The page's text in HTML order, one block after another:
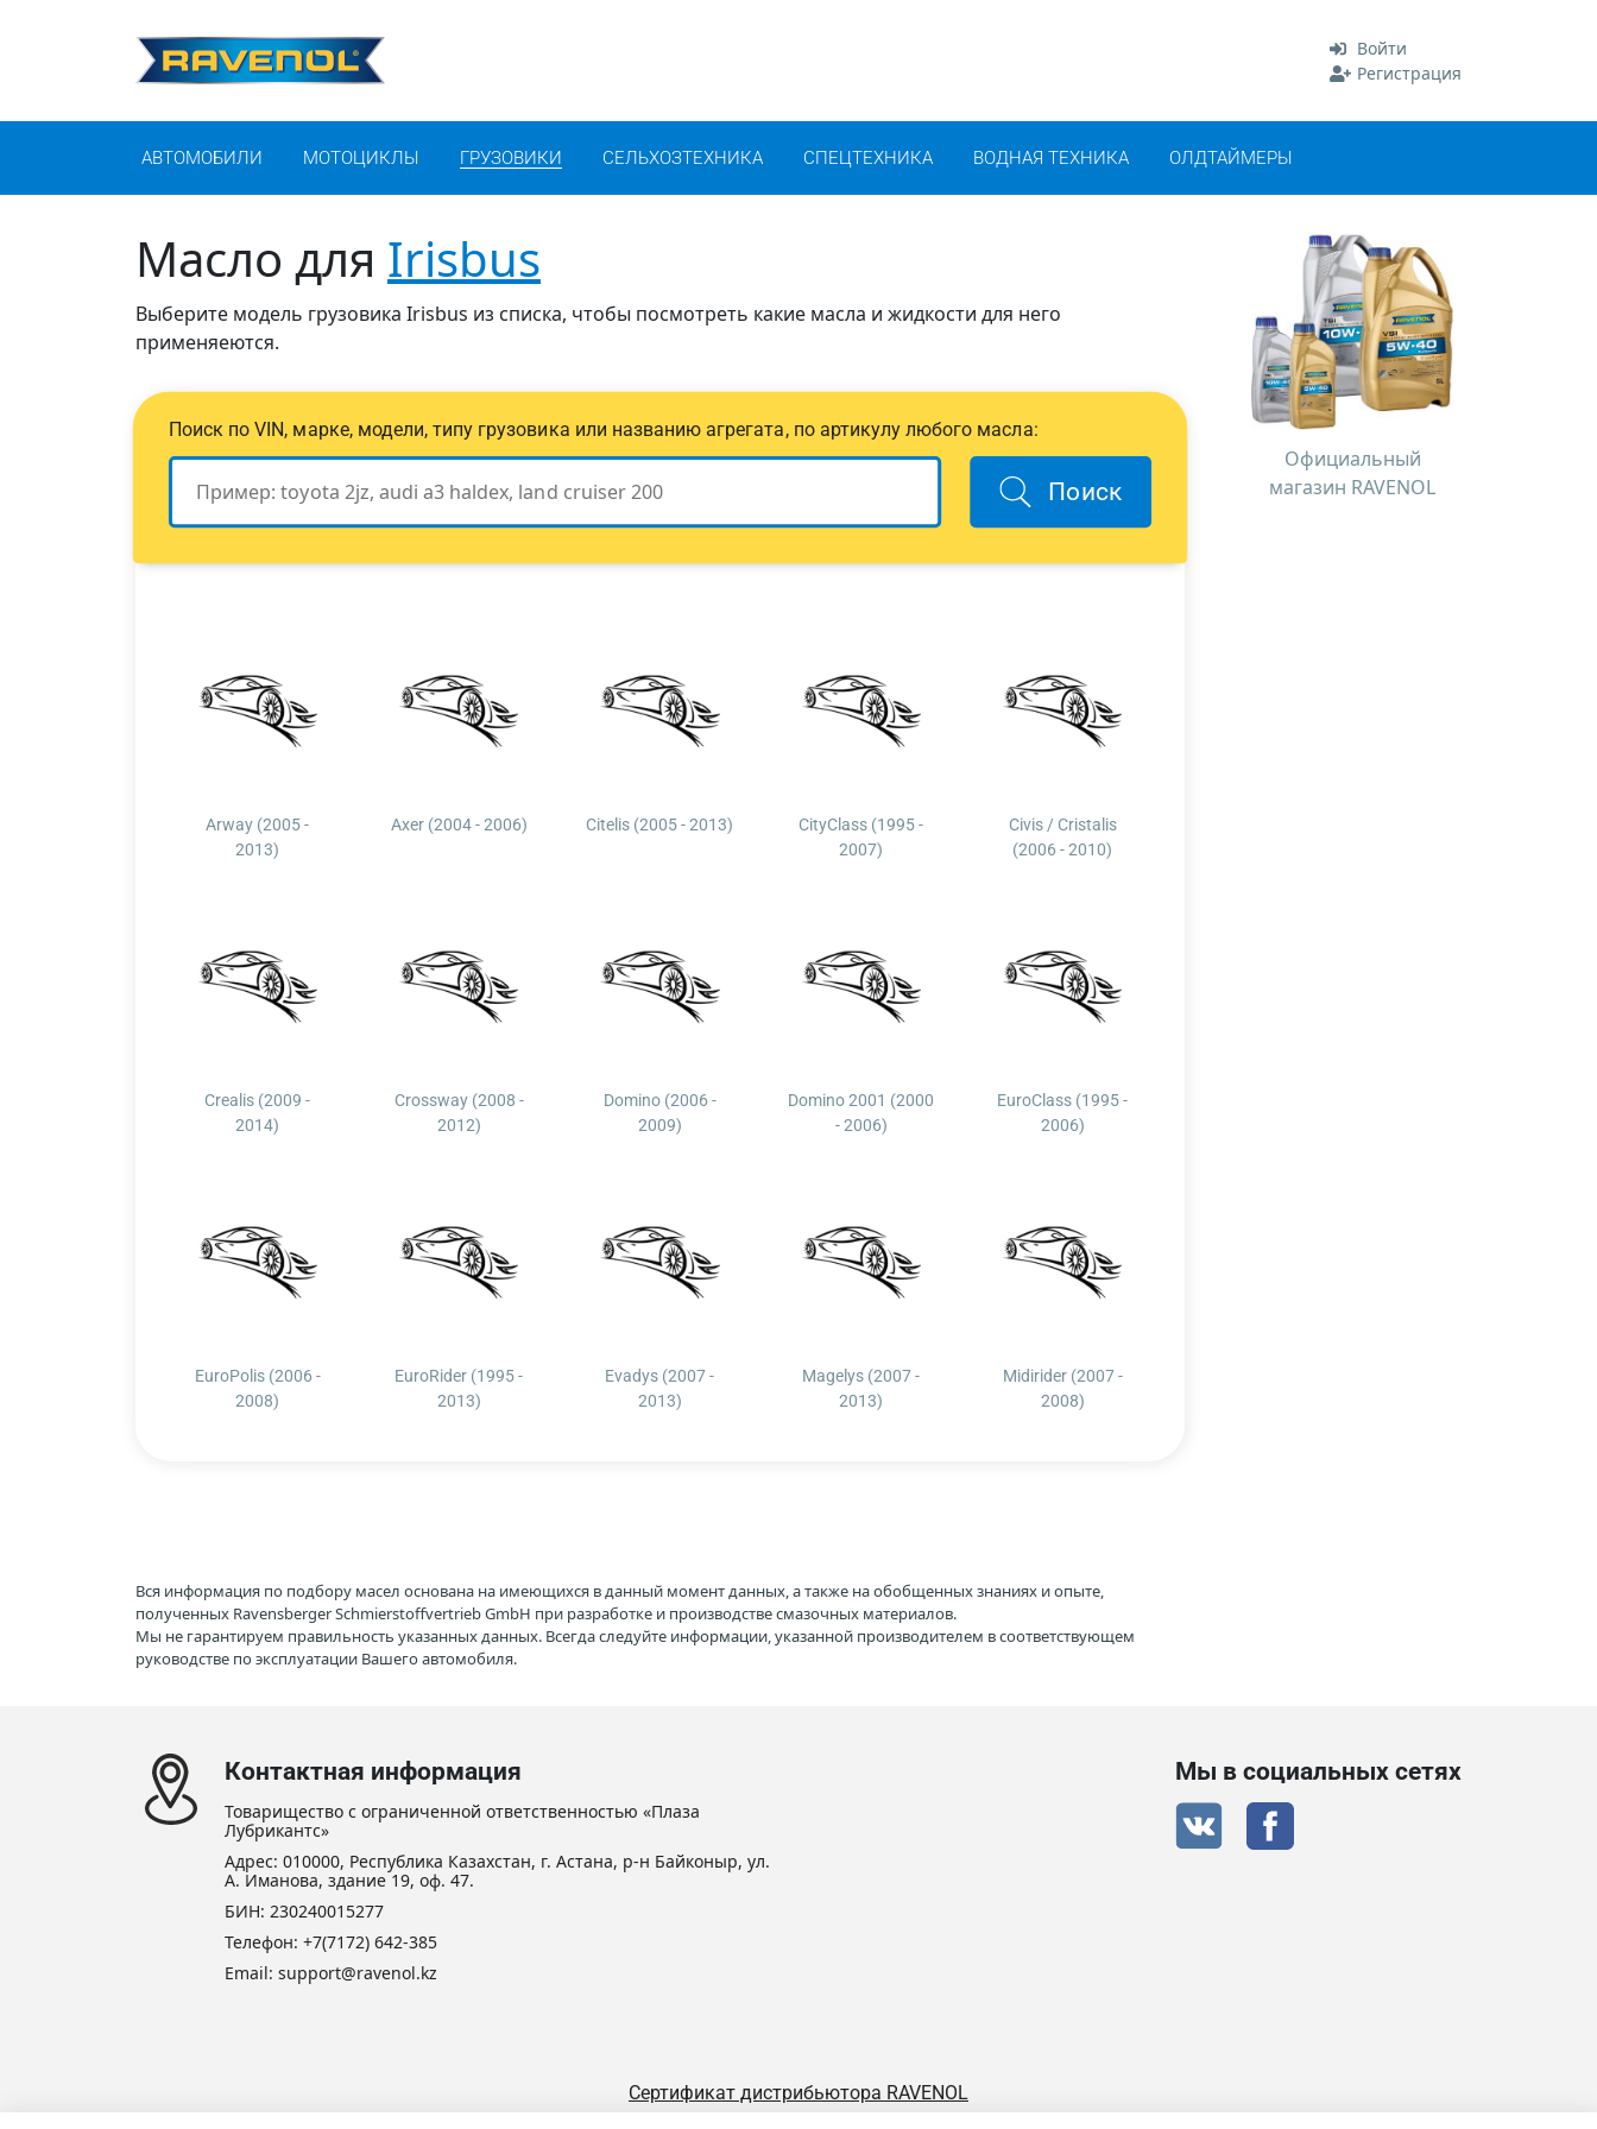
Войти
Регистрация
АВТОМОБИЛИ МОТОЦИКЛЫ ГРУЗОВИКИ СЕЛЬХОЗТЕХНИКА СПЕЦТЕХНИКА ВОДНАЯ ТЕХНИКА ОЛДТАЙМЕРЫ
Масло для Irisbus
Выберите модель грузовика Irisbus из списка, чтобы посмотреть какие масла и жидкости для него
применяеются.
Поиск по VIN, марке, модели, типу грузовика или названию агрегата, по артикулу любого масла:
Поиск
Arway (2005 -
2013)
Axer (2004 - 2006) Citelis (2005 - 2013)
CityClass (1995 -
2007)
Civis / Cristalis
(2006 - 2010)
Crealis (2009 -
2014)
Crossway (2008 -
2012)
Domino (2006 -
2009)
Domino 2001 (2000
- 2006)
EuroClass (1995 -
2006)
EuroPolis (2006 -
2008)
EuroRider (1995 -
2013)
Evadys (2007 -
2013)
Magelys (2007 -
2013)
Midirider (2007 -
2008)
Официальный
магазин RAVENOL
Вся информация по подбору масел основана на имеющихся в данный момент данных, а также на обобщенных знаниях и опыте,
полученных Ravensberger Schmierstoffvertrieb GmbH при разработке и производстве смазочных материалов.
Мы не гарантируем правильность указанных данных. Всегда следуйте информации, указанной производителем в соответствующем
руководстве по эксплуатации Вашего автомобиля.
Контактная информация
Товарищество с ограниченной ответственностью «Плаза
Лубрикантс»
Адрес: 010000, Республика Казахстан, г. Астана, р-н Байконыр, ул.
А. Иманова, здание 19, оф. 47.
БИН: 230240015277
Телефон: +7(7172) 642-385
Email: support@ravenol.kz
Мы в социальных сетях
Сертификат дистрибьютора RAVENOL